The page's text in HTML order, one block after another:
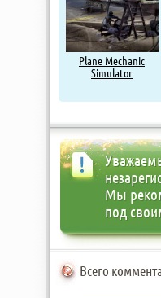
Plane Mechanic
Simulator
Мы
под
Всего